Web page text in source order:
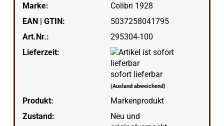
Marke:
Colibri 1928
EAN | GTIN:
5037258041795
Art.Nr.:
295304-100
Lieferzeit:
sofort lieferbar
(Ausland abweichend)
Produkt:
Markenprodukt
Zustand:
Neu und